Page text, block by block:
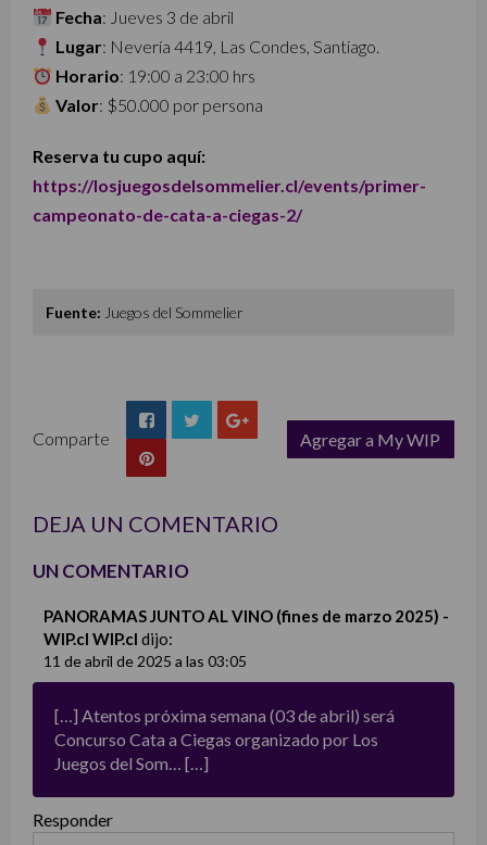
Fecha: Jueves 3 de abril
Lugar: Nevería 4419, Las Condes, Santiago.
Horario: 19:00 a 23:00 hrs
Valor: $50.000 por persona
Reserva tu cupo aquí:
https://losjuegosdelsommelier.cl/events/primer-
campeonato-de-cata-a-ciegas-2/
Fuente: Juegos del Sommelier
Comparte
Agregar a My WIP
DEJA UN COMENTARIO
UN COMENTARIO
PANORAMAS JUNTO AL VINO (fines de marzo 2025) -
WIP.cl WIP.cl dijo:
11 de abril de 2025 a las 03:05
[…] Atentos próxima semana (03 de abril) será
Concurso Cata a Ciegas organizado por Los
Juegos del Som… […]
Responder